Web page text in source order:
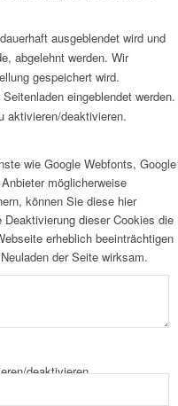
ausgeblendet wird und
abgelehnt werden. Wir
gespeichert wird.
eingeblendet werden.
aktivieren/deaktivieren.
wie Google Webfonts, Google
möglicherweise
können Sie diese hier
dieser Cookies die
erheblich beeinträchtigen
der Seite wirksam.
deaktivieren.